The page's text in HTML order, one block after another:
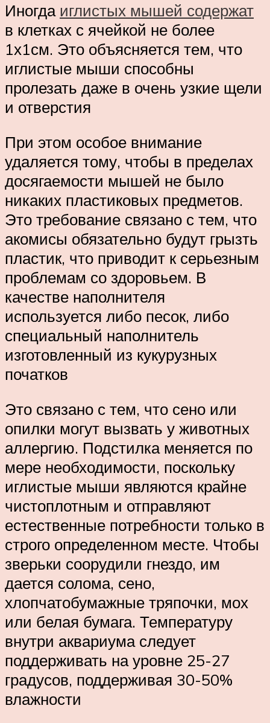
Иногда иглистых мышей содержат
в клетках с ячейкой не более
1х1см. Это объясняется тем, что
иглистые мыши способны
пролезать даже в очень узкие щели
и отверстия
При этом особое внимание
удаляется тому, чтобы в пределах
досягаемости мышей не было
никаких пластиковых предметов.
Это требование связано с тем, что
акомисы обязательно будут грызть
пластик, что приводит к серьезным
проблемам со здоровьем. В
качестве наполнителя
используется либо песок, либо
специальный наполнитель
изготовленный из кукурузных
початков
Это связано с тем, что сено или
опилки могут вызвать у животных
аллергию. Подстилка меняется по
мере необходимости, поскольку
иглистые мыши являются крайне
чистоплотным и отправляют
естественные потребности только в
строго определенном месте. Чтобы
зверьки соорудили гнездо, им
дается солома, сено,
хлопчатобумажные тряпочки, мох
или белая бумага. Температуру
внутри аквариума следует
поддерживать на уровне 25-27
градусов, поддерживая 30-50%
влажности